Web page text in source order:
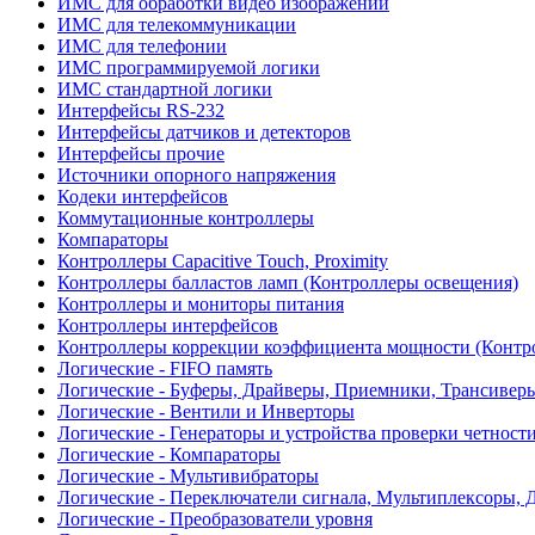
ИМС для телекоммуникации
ИМС для телефонии
ИМС программируемой логики
ИМС стандартной логики
Интерфейсы RS-232
Интерфейсы датчиков и детекторов
Интерфейсы прочие
Источники опорного напряжения
Кодеки интерфейсов
Коммутационные контроллеры
Компараторы
Контроллеры Capacitive Touch, Proximity
Контроллеры балластов ламп (Контроллеры освещения)
Контроллеры и мониторы питания
Контроллеры интерфейсов
Контроллеры коррекции коэффициента мощности
Логические - FIFO память
Логические - Буферы, Драйверы, Приемники,
Логические - Вентили и Инверторы
Логические - Генераторы и устройства проверки четности
Логические - Компараторы
Логические - Мультивибраторы
Логические - Переключатели сигнала, Мультиплексоры,
Логические - Преобразователи уровня